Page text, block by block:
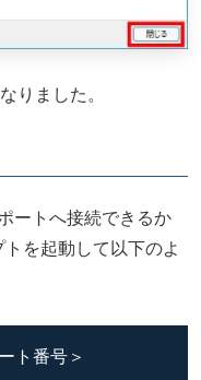
りました。
ートへ接続できるか
を起動して以下のよ
番号＞